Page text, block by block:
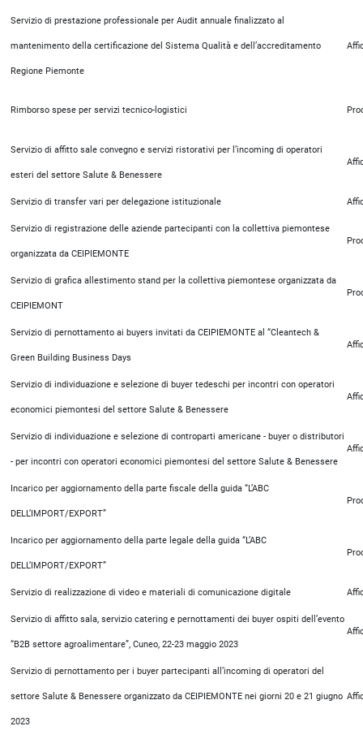
Servizio di prestazione professionale per Audit annuale finalizzato al
mantenimento della certificazione del Sistema Qualità e dell’accreditamento
Regione Piemonte
Rimborso spese per servizi tecnico-logistici
Servizio di affitto sale convegno e servizi ristorativi per l’incoming di operatori
esteri del settore Salute & Benessere
Servizio di transfer vari per delegazione istituzionale
Servizio di registrazione delle aziende partecipanti con la collettiva piemontese
organizzata da CEIPIEMONTE
Servizio di grafica allestimento stand per la collettiva piemontese organizzata da
CEIPIEMONT
Servizio di pernottamento ai buyers invitati da CEIPIEMONTE al “Cleantech &
Green Building Business Days
Servizio di individuazione e selezione di buyer tedeschi per incontri con operatori
economici piemontesi del settore Salute & Benessere
Servizio di individuazione e selezione di controparti americane - buyer o distributori
- per incontri con operatori economici piemontesi del settore Salute & Benessere
Incarico per aggiornamento della parte fiscale della guida “L’ABC
DELL’IMPORT/EXPORT”
Incarico per aggiornamento della parte legale della guida “L’ABC
DELL’IMPORT/EXPORT”
Servizio di realizzazione di video e materiali di comunicazione digitale
Servizio di affitto sala, servizio catering e pernottamenti dei buyer ospiti dell’evento
“B2B settore agroalimentare”, Cuneo, 22-23 maggio 2023
Servizio di pernottamento per i buyer partecipanti all’incoming di operatori del
settore Salute & Benessere organizzato da CEIPIEMONTE nei giorni 20 e 21 giugno
2023